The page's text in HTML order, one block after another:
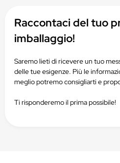
Raccontaci del tuo
imballaggio!
Saremo lieti di ricevere un tuo
delle tue esigenze. Più le
meglio potremo consigliarti e
Ti risponderemo il prima possibile!